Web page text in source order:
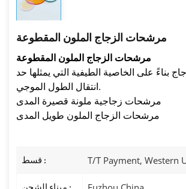
مرشحات الزجاج الملون المقطوعة
مرشحات الزجاج الملون المقطوعة
بناءً على الخاصية الطيفية التي يمثلها حد
انتقال الطول الموجي.
مرشحات زجاجية ملونة قصيرة المدى
مرشحات الزجاج الملون طويل المدى
قسط : T/T Payment, Western